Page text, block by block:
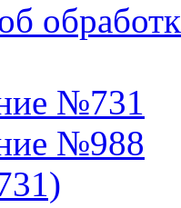
№731
№988